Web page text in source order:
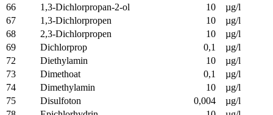
66
1,3-Dichlorpropan-2-ol 10
µg/l
67
1,3-Dichlorpropen 10
µg/l
68
2,3-Dichlorpropen 10
µg/l
69
Dichlorprop 0,1
µg/l
72
Diethylamin 10
µg/l
73
Dimethoat 0,1
µg/l
74
Dimethylamin 10
µg/l
75
Disulfoton 0,004
µg/l